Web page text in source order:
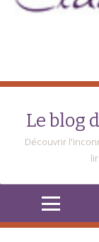
Le blog
Découvrir
MENU
WIDGETS